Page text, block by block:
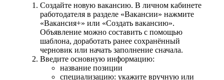
Создайте новую вакансию. В личном кабинете
работодателя в разделе «Вакансии» нажмите
«Вакансия+» или «Создать вакансию».
Объявление можно составить с помощью
шаблона, доработать ранее сохранённый
черновик или начать заполнение сначала.
Введите основную информацию:
название позиции
специализацию: укажите вручную или